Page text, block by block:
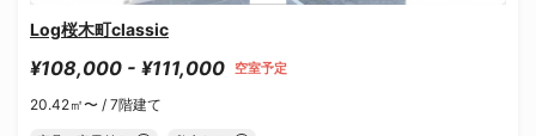
Log桜木町classic
¥108,000 - ¥111,000 空室予定
20.42㎡〜 / 7階建て